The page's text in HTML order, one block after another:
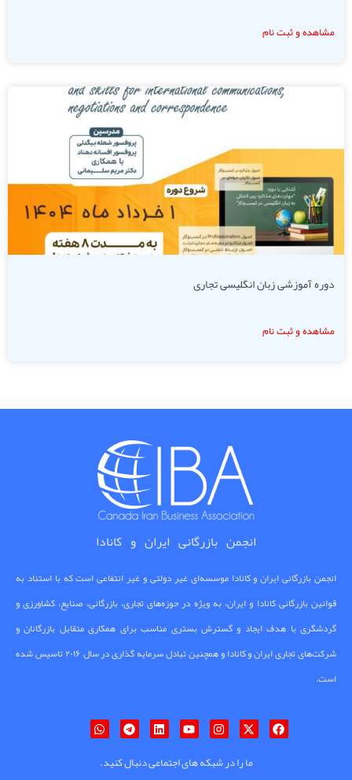
مشاهده و ثبت نام
دوره آموزشی زبان انگلیسی تجاری
مشاهده و ثبت نام
انجمن بازرگانی ایران و کانادا
انجمن بازرگانی ایران و کانادا موسسه‌ای غیر دولتی و غیر انتفاعی است که با استناد به
قوانین بازرگانی کانادا و ایران، به ویژه در حوزه‌های تجاری، بازرگانی، صنایع، کشاورزی و
گردشگری با هدف ایجاد و گسترش بستری مناسب برای همکاری متقابل بازرگانان و
شرکت‌های تجاری ایران و کانادا و همچنین تبادل سرمایه گذاری در سال ۲۰۱۶ تاسیس شده
است.
ما را در شبکه های اجتماعی دنبال کنید.